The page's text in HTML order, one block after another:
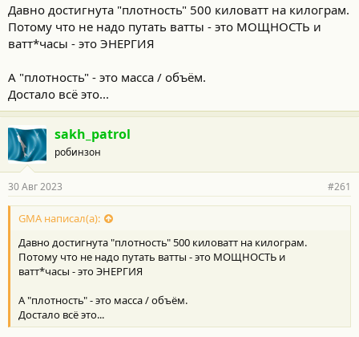
Давно достигнута "плотность" 500 киловатт на килограм.
Потому что не надо путать ватты - это МОЩНОСТЬ и
ватт*часы - это ЭНЕРГИЯ
А "плотность" - это масса / объём.
Достало всё это...
sakh_patrol
робинзон
30 Авг 2023 #261
GMA написал(а):
Давно достигнута "плотность" 500 киловатт на килограм.
Потому что не надо путать ватты - это МОЩНОСТЬ и
ватт*часы - это ЭНЕРГИЯ
А "плотность" - это масса / объём.
Достало всё это...